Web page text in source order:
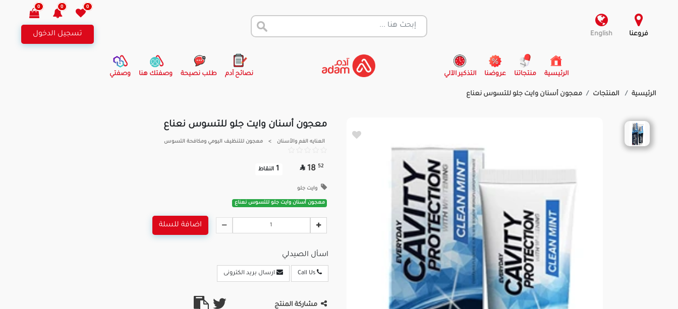
فروعنا English
0
0
0
تسجيل الدخول
الرئيسية
(current) منتجاتنا عروضنا التذكير الآلي نصائح آدم طلب نصيحة وصفتك هنا وصفتي
الرئيسية المنتجات معجون أسنان وايت جلو للتسوس نعناع
معجون أسنان وايت جلو للتسوس نعناع
العنايه الفم والأسنان > معجون للتنظيف اليومي ومكافحة التسوس
52
18

1 النقاط
وايت جلو
معجون أسنان وايت جلو للتسوس نعناع
اضافة للسلة
اسأل الصيدلي
Call Us ارسال بريد الكترونى
مشاركة المنتج